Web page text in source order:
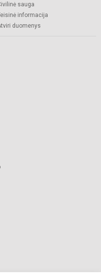
sauga
informacija
duomenys